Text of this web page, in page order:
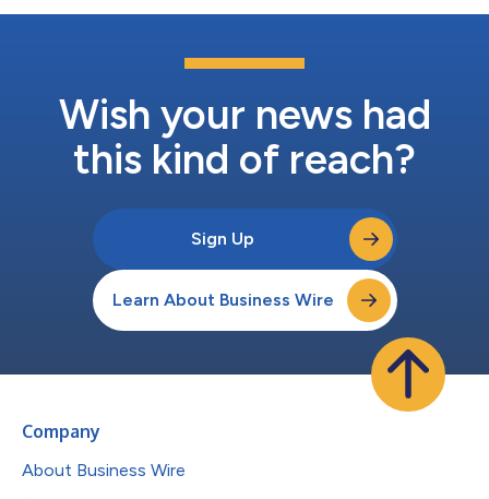
療CLLの高齢患者に関する最大規模のデータセットの1つである本
2026年欧州血液学会（EHA）総会で発表されます。 BeOneの血
液領域チーフ・メディカル・オフィサー（CMO）であるアミッ
ます。 「CLL...
Wish your news had
this kind of reach?
Sign Up
Learn About Business Wire
Company
About Business Wire